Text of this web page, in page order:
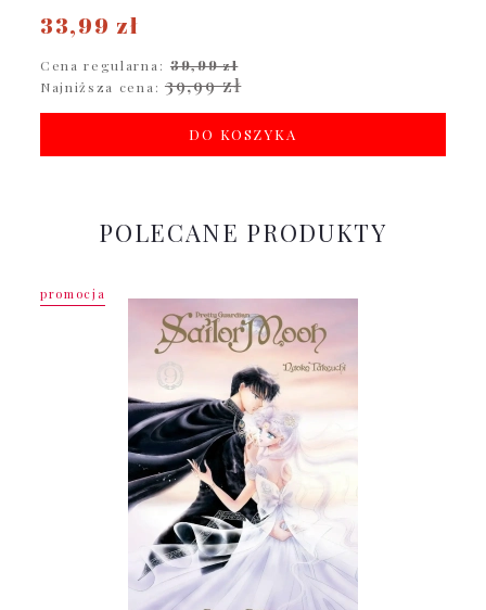
33,99 zł
Cena regularna: 39,99 zł
Najniższa cena: 39,99 zł
DO KOSZYKA
POLECANE PRODUKTY
promocja